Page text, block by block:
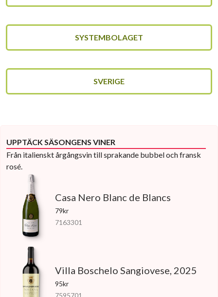
SYSTEMBOLAGET
SVERIGE
UPPTÄCK SÄSONGENS VINER
Från italienskt årgångsvin till sprakande bubbel och fransk
rosé.
Casa Nero Blanc de Blancs
79kr
7163301
Villa Boschelo Sangiovese, 2025
95kr
7595701